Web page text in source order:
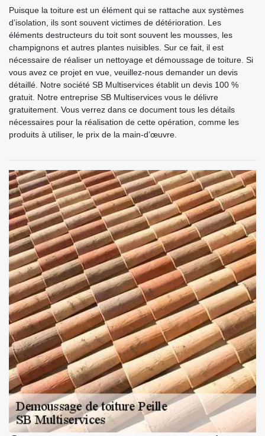
Puisque la toiture est un élément qui se rattache aux systèmes
d’isolation, ils sont souvent victimes de détérioration. Les
éléments destructeurs du toit sont souvent les mousses, les
champignons et autres plantes nuisibles. Sur ce fait, il est
nécessaire de réaliser un nettoyage et démoussage de toiture. Si
vous avez ce projet en vue, veuillez-nous demander un devis
détaillé. Notre société SB Multiservices établit un devis 100 %
gratuit. Notre entreprise SB Multiservices vous le délivre
gratuitement. Vous verrez dans ce document tous les détails
nécessaires pour la réalisation de cette opération, comme les
produits à utiliser, le prix de la main-d’œuvre.